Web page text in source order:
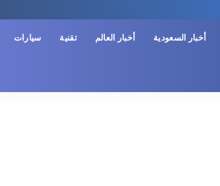
أخبار السعودية أخبار العالم تقنية سيارات